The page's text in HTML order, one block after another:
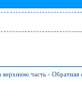
верхнюю часть - Обратная